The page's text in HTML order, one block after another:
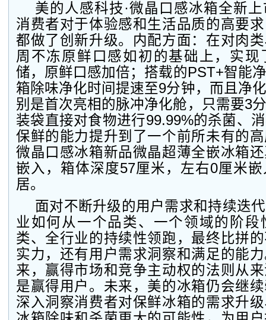
美的人感科技·微晶口感冰箱全新
消费者对于体验感和生活品质的高要
都做了创新升级。内配方面：在对肉
周不冻原鲜口感如初的基础上，实现
储，原鲜口感加倍；搭载的PST+智能
箱除味净化时间提速至9分钟，而且净
别是首次亮相的脉冲净化舱，只需要3
装袋直接对食物进行99.99%的杀菌、
保鲜的能力提升到了一个前所未有的
微晶口感冰箱新品微晶超薄全嵌冰箱
嵌入，箱体深度57厘米，左右0厘米
居。
面对不断升级的用户需求和持续迭
业如何从一个品类、一个领域的阶段
类、全行业的持续性领跑，最终比拼
实力，还有用户需求洞察和满足的能
来，赢得市场和竞争主动权的法则从
是赢得用户。未来，美的冰箱仍会继
深入洞察消费者对保鲜冰箱的需求升